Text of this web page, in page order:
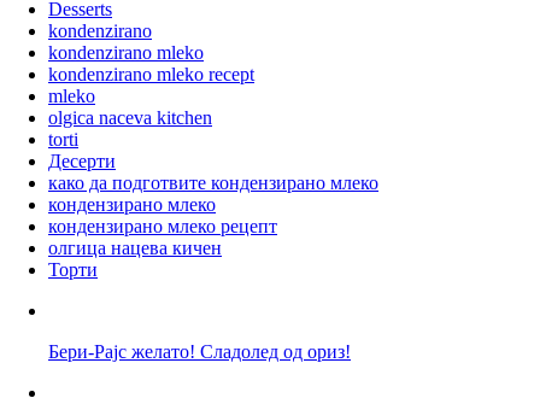
Desserts
kondenzirano
kondenzirano mleko
kondenzirano mleko recept
mleko
olgica naceva kitchen
torti
Десерти
како да подготвите кондензирано млеко
кондензирано млеко
кондензирано млеко рецепт
олгица нацева кичен
Торти
Бери-Рајс желато! Сладолед од ориз!